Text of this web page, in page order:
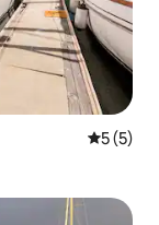
5 de
5 (5)